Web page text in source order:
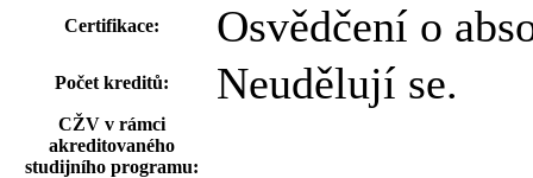
Certifikace: Osvědčení o
Počet kreditů: Neudělují se.
CŽV v rámci
akreditovaného
studijního programu: